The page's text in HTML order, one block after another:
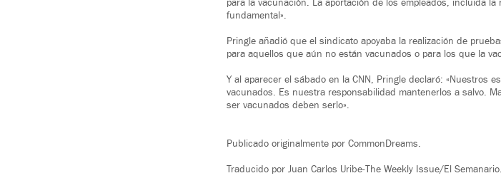
para la vacunación. La aportación de los empleados, incluida
fundamental».
Pringle añadió que el sindicato apoyaba la realización de
para aquellos que aún no están vacunados o para los que la
Y al aparecer el sábado en la CNN, Pringle declaró: «Nuestros
vacunados. Es nuestra responsabilidad mantenerlos a salvo.
ser vacunados deben serlo».
Publicado originalmente por CommonDreams.
Traducido por Juan Carlos Uribe-The Weekly Issue/El Semanario.